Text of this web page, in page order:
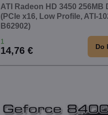
ATI Radeon HD 3450 256MB
(PCIe x16, Low Profile, ATI-
B62902)
1
14,76 € Do